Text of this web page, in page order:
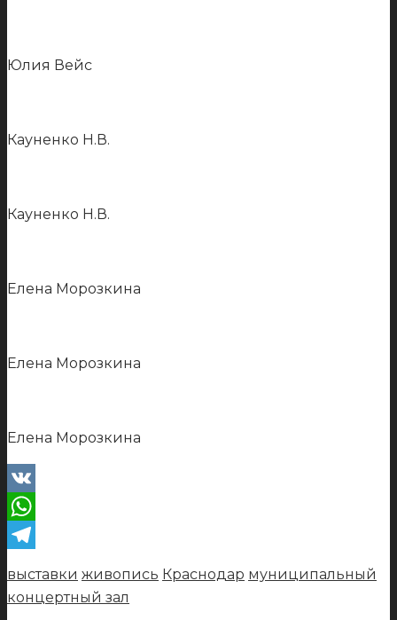
Юлия Вейс
Кауненко Н.В.
Кауненко Н.В.
Елена Морозкина
Елена Морозкина
Елена Морозкина
VK
WhatsApp
выставки живопись Краснодар муниципальный
концертный зал